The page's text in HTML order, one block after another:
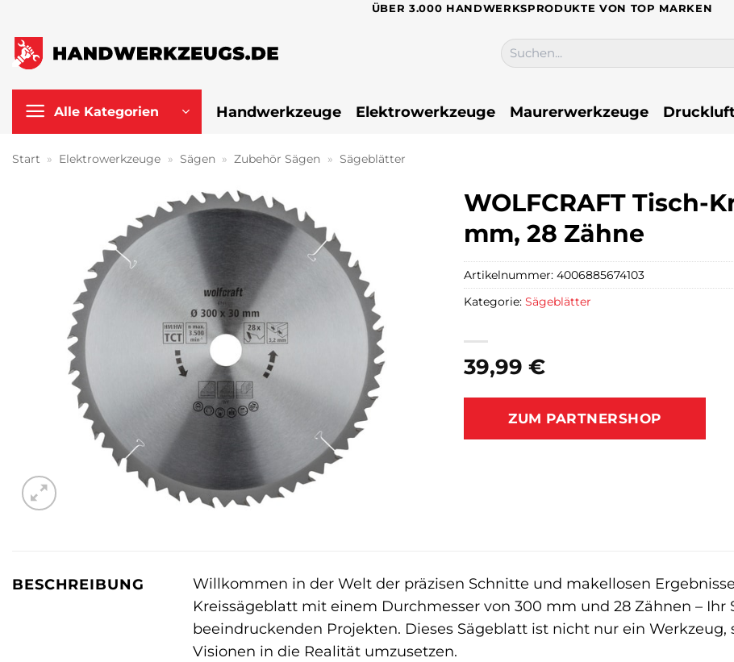
springen
ÜBER 3.000 HANDWERKSPRODUKTE VON TOP MARKEN
Suchen
nach:
Alle Kategorien Handwerkzeuge Elektrowerkzeuge Maurerwerkzeuge
Start » Elektrowerkzeuge » Sägen » Zubehör Sägen » Sägeblätter
WOLFCRAFT Tisch-
mm, 28 Zähne
39,99 €
ZUM PARTNERSHOP
Artikelnummer: 4006885674103
Kategorie: Sägeblätter
BESCHREIBUNG Willkommen in der Welt der präzisen Schnitte und makellosen
Kreissägeblatt mit einem Durchmesser von 300 mm und 28 Zähnen –
beeindruckenden Projekten. Dieses Sägeblatt ist nicht nur ein
Visionen in die Realität umzusetzen.